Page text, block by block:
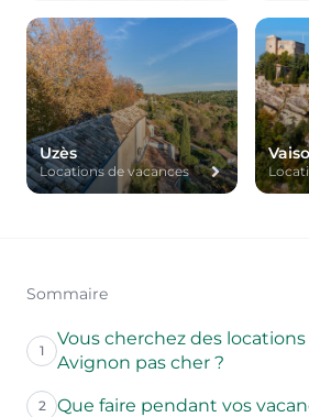
Uzès
Locations de vacances
Sommaire
1
Vous cherchez des locations
Avignon pas cher ?
2 Que faire pendant vos